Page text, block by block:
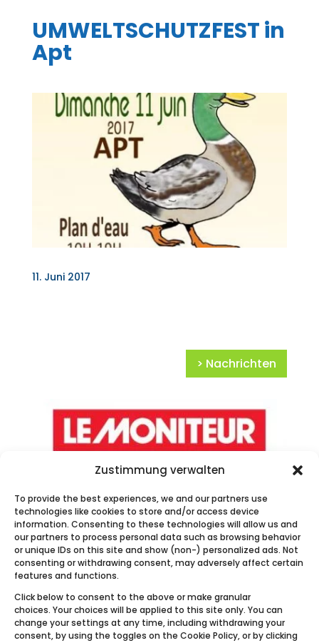
Zustimmung verwalten
To provide the best experiences, we and our partners use
technologies like cookies to store and/or access device
information. Consenting to these technologies will allow us and
our partners to process personal data such as browsing behavior
or unique IDs on this site and show (non-) personalized ads. Not
consenting or withdrawing consent, may adversely affect certain
features and functions.
Click below to consent to the above or make granular
choices. Your choices will be applied to this site only. You can
change your settings at any time, including withdrawing your
consent, by using the toggles on the Cookie Policy, or by clicking
UMWELTSCHUTZFEST in
Apt
11. Juni 2017
> Nachrichten
Le Moniteur – Ecobulles Connecté